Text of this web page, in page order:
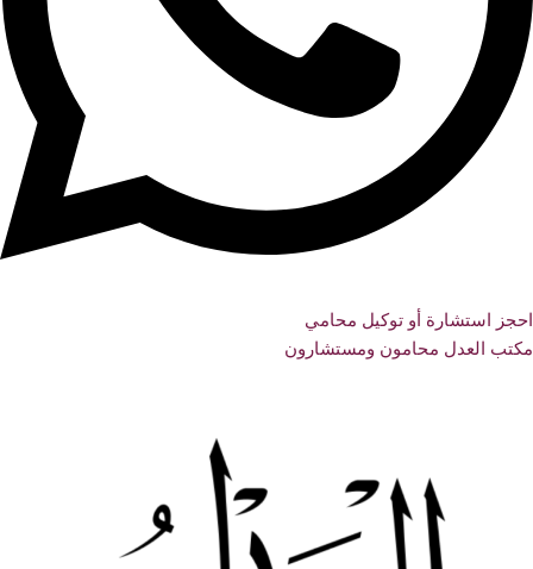
احجز استشارة أو توكيل محامي
مكتب العدل محامون ومستشارون